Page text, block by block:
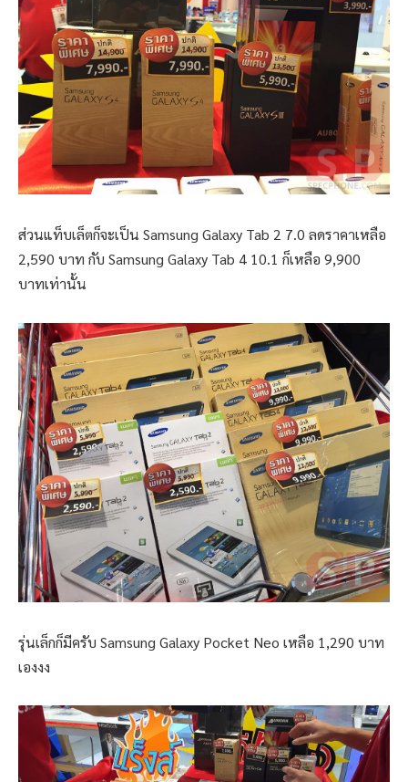
ส่วนแท็บเล็ตก็จะเป็น Samsung Galaxy Tab 2 7.0 ลดราคาเหลือ
2,590 บาท กับ Samsung Galaxy Tab 4 10.1 ก็เหลือ 9,900
บาทเท่านั้น
รุ่นเล็กก็มีครับ Samsung Galaxy Pocket Neo เหลือ 1,290 บาท
เองงง